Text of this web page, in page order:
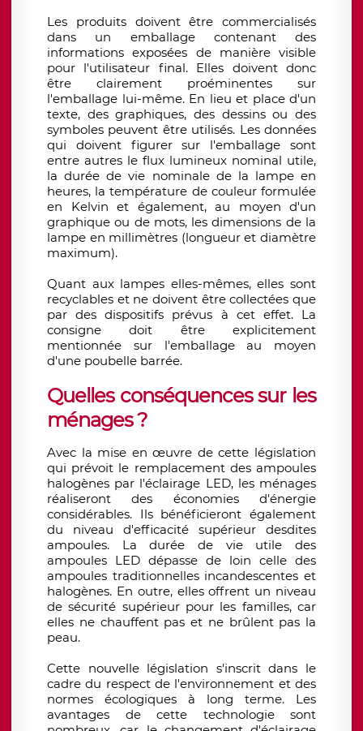
Les produits doivent être commercialisés
dans un emballage contenant des
informations exposées de manière visible
pour l'utilisateur final. Elles doivent donc
être clairement proéminentes sur
l'emballage lui-même. En lieu et place d'un
texte, des graphiques, des dessins ou des
symboles peuvent être utilisés. Les données
qui doivent figurer sur l'emballage sont
entre autres le flux lumineux nominal utile,
la durée de vie nominale de la lampe en
heures, latempérature de couleurformulée
en Kelvin et également, au moyen d'un
graphique ou de mots, les dimensions de la
lampe en millimètres (longueur et diamètre
maximum).
Quant aux lampes elles-mêmes, elles sont
recyclables et ne doivent être collectées que
par des dispositifs prévus à cet effet. La
consigne doit être explicitement
mentionnée sur l'emballage au moyen
d'une poubelle barrée.
Quelles conséquences sur les
ménages ?
Avec la mise en œuvre de cette législation
qui prévoit le remplacement des ampoules
halogènes par l'éclairage LED, les ménages
réaliseront des économies d'énergie
considérables. Ils bénéficieront également
du niveau d'efficacité supérieur desdites
ampoules. La durée de vie utile des
ampoules LED dépasse de loin celle des
ampoules traditionnelles incandescentes et
halogènes. En outre, elles offrent un niveau
de sécurité supérieur pour les familles, car
elles ne chauffent pas et ne brûlent pas la
peau.
Cette nouvelle législation s'inscrit dans le
cadre du respect de l'environnement et des
normes écologiques à long terme. Les
avantages de cette technologie sont